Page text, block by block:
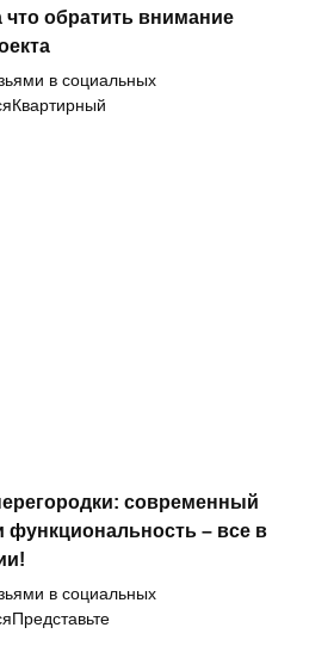
что обратить внимание
в социальных
современный
функциональность – все в
в социальных